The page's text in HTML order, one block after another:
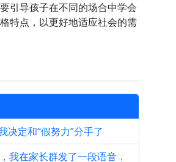
引导孩子在不同的场合中学会
特点，以更好地适应社会的需
决定和“假努力”分手了
我在家长群发了一段语音，